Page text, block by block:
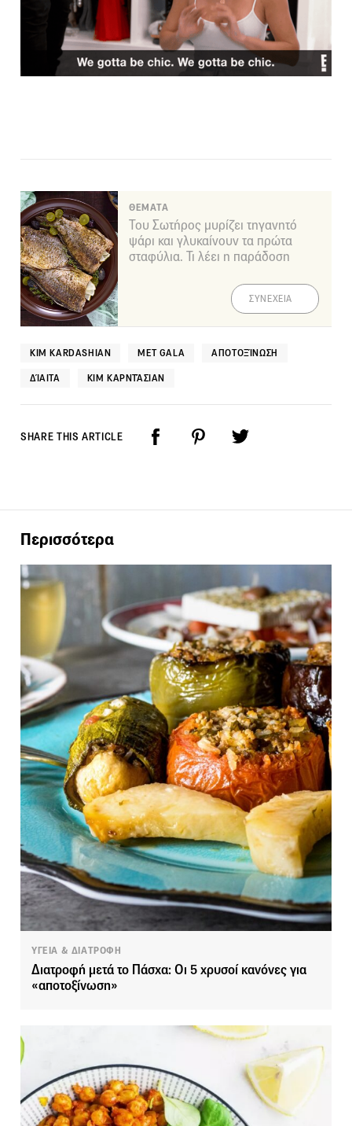
ΘΕΜΑΤΑ
Του Σωτήρος μυρίζει τηγανητό
ψάρι και γλυκαίνουν τα πρώτα
σταφύλια. Τι λέει η παράδοση
ΣΥΝΕΧΕΙΑ
KIM KARDASHIAN MET GALA ΑΠΟΤΟΞΊΝΩΣΗ
ΔΊΑΙΤΑ ΚΙΜ ΚΑΡΝΤΆΣΙΑΝ
SHARE THIS ARTICLE
Περισσότερα
ΥΓΕΙΑ & ΔΙΑΤΡΟΦΗ
Διατροφή μετά το Πάσχα: Οι 5 χρυσοί κανόνες για
«αποτοξίνωση»